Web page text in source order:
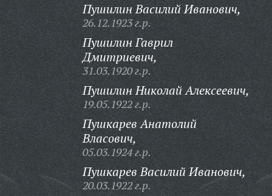
Пушилин Василий Иванович,
26.12.1923 г.р.
Пушилин Гаврил
Дмитриевич,
31.03.1920 г.р.
Пушилин Николай Алексеевич,
19.05.1922 г.р.
Пушкарев Анатолий
Власович,
05.03.1924 г.р.
Пушкарев Василий Иванович,
20.03.1922 г.р.